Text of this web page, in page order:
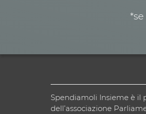
Spendiamoli Insieme è il
dell’associazione